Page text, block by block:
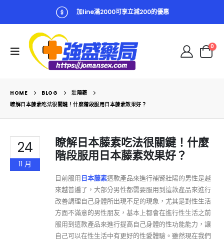
加line滿2000可享立減200的優惠
0
HOME BLOG
壯陽藥
瞭解日本藤素吃法很關鍵！什麼階段服用日本藤素效果好？
24
11 月
瞭解日本藤素吃法很關鍵！什麼
階段服用日本藤素效果好？
目前服用日本藤素這款產品來進行補腎壯陽的男性是越
來越普遍了，大部分男性都需要服用到這款產品來進行
改善調理自己身體所出現不足的現象，尤其是對性生活
方面不滿意的男性朋友，基本上都會在進行性生活之前
服用到這款產品來進行提高自己身體的性功能能力，讓
自己可以在性生活中有更好的性愛體驗。雖然現在我們